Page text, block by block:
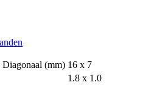
(mm) 16 x 7
1.8 x 1.0